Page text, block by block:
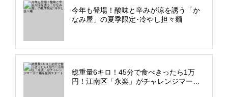
今年も登場！酸味と辛みが涼を誘う「か
なみ屋」の夏季限定･冷やし担々麺
総重量6キロ！45分で食べきったら1万
円！江南区「永楽」がチャレンジマーボ